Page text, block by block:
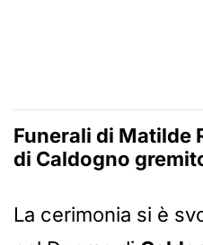
Funerali di Matilde
di Caldogno
La cerimonia si è